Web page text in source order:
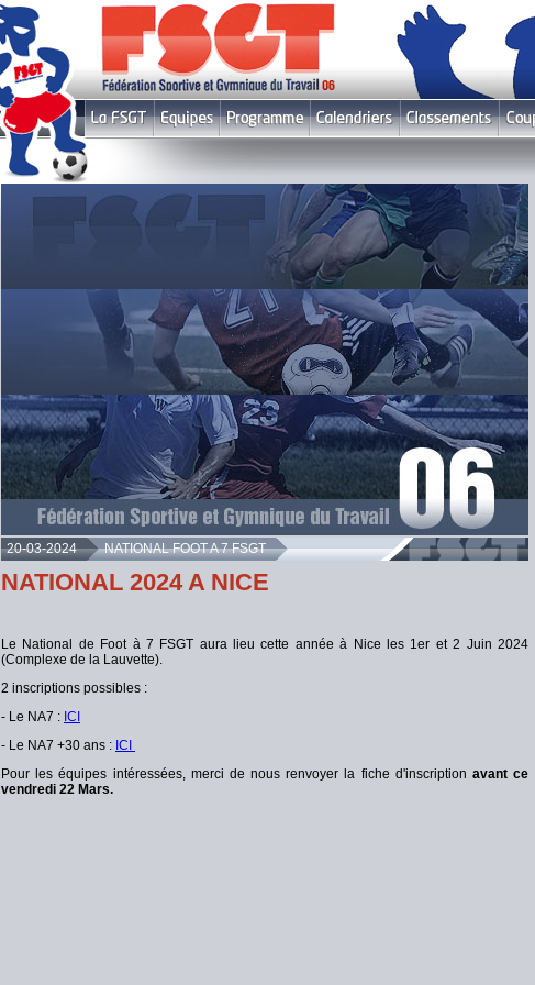
20-03-2024 NATIONAL FOOT A 7 FSGT
NATIONAL 2024 A NICE
Le National de Foot à 7 FSGT aura lieu cette année à Nice les 1er et 2 Juin 2024
(Complexe de la Lauvette).
2 inscriptions possibles :
- Le NA7 : ICI
- Le NA7 +30 ans : ICI
Pour les équipes intéressées, merci de nous renvoyer la fiche d'inscription avant ce
vendredi 22 Mars.
Le fil infos